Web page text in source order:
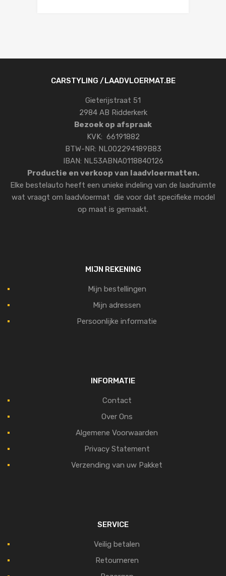
CARSTYLING /LAADVLOERMAT.BE
Gieterijstraat 51
2984 AB Ridderkerk
Bezoek op afspraak
KVK: 66191882
BTW-NR: NL002294189B83
IBAN: NL53ABNA0118840126
Productie en verkoop van laadvloermatten.
Elke bestelauto heeft een unieke indeling van de laadruimte
wat vraagt om laadvloermat die voor dat specifieke model
op maat is gemaakt.
MIJN REKENING
Mijn bestellingen
Mijn adressen
Persoonlijke informatie
INFORMATIE
Contact
Over Ons
Algemene Voorwaarden
Privacy Statement
Verzending van uw Pakket
SERVICE
Veilig betalen
Retourneren